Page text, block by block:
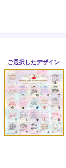
ご選択したデザイン